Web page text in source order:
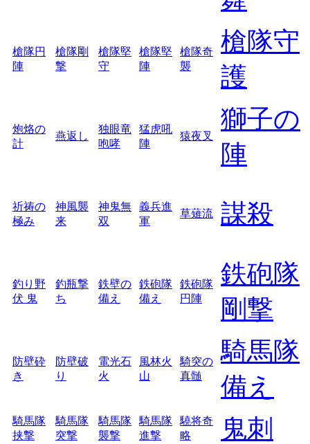
槍隊円
陣
槍隊剛
撃
槍隊堅
守
槍隊堅
陣
槍隊奇
襲
槍隊守
護
炮烙の
計
燕返し
独眼竜
咆哮
猛虎吼
陣
猿夜叉
獅子の
陣
祈祷の
極み
神風襲
来
神鬼無
双
義兵進
軍
草薙流 謀殺
釣り野
伏 鬼
釣瓶撃
ち
鉄壁の
備え
鉄砲隊
備え
鉄砲隊
円陣
鉄砲隊
剛撃
防壁砕
き
防壁破
り
電光石
火
風林火
山
騎突の
真髄
騎馬隊
備え
騎馬隊
挟撃
騎馬隊
突撃
騎馬隊
襲撃
騎馬隊
進撃
驍将奇
略
鬼刺